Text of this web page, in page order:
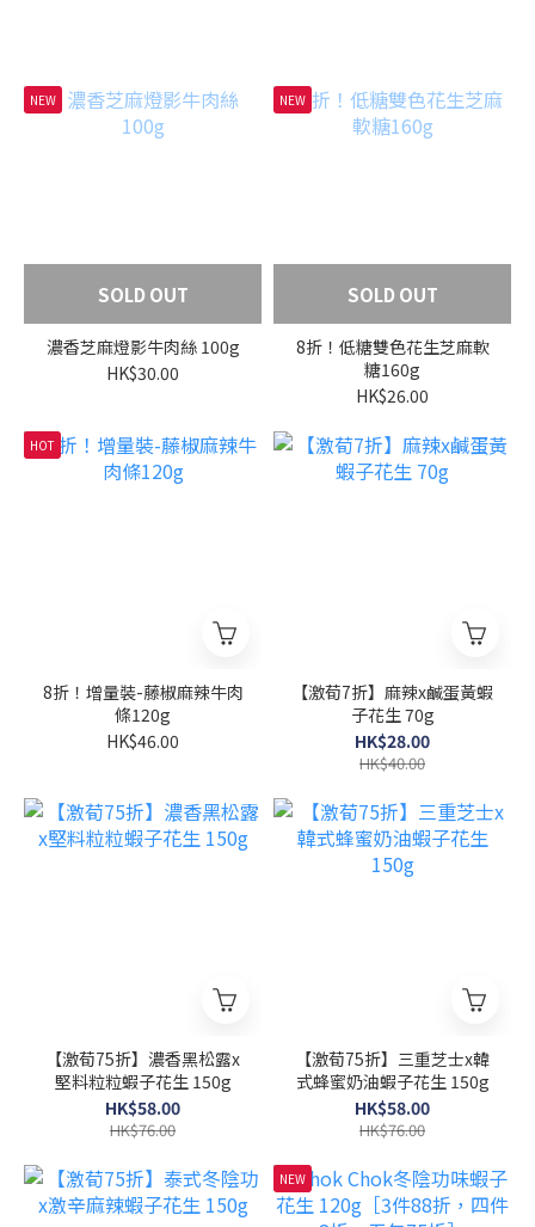
NEW
SOLD OUT
濃香芝麻燈影牛肉絲 100g
HK$30.00
NEW
SOLD OUT
8折！低糖雙色花生芝麻軟
糖160g
HK$26.00
HOT
8折！增量裝-藤椒麻辣牛肉
條120g
HK$46.00
【激荀7折】麻辣x鹹蛋黃蝦
子花生 70g
HK$28.00
HK$40.00
【激荀75折】濃香黑松露x
堅料粒粒蝦子花生 150g
HK$58.00
HK$76.00
【激荀75折】三重芝士x韓
式蜂蜜奶油蝦子花生 150g
HK$58.00
HK$76.00
NEW